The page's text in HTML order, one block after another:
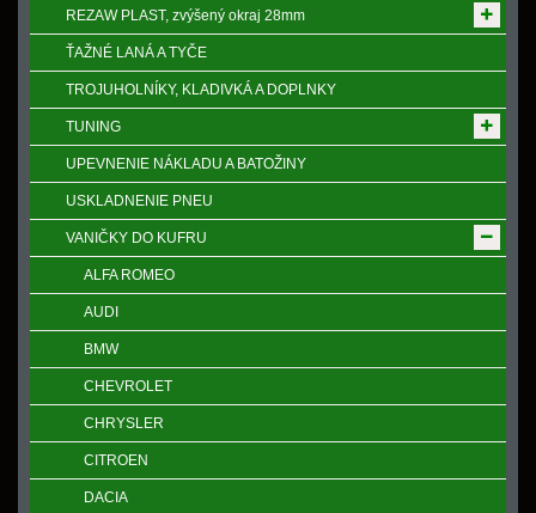
REZAW PLAST, zvýšený okraj 28mm
ŤAŽNÉ LANÁ A TYČE
TROJUHOLNÍKY, KLADIVKÁ A DOPLNKY
TUNING
UPEVNENIE NÁKLADU A BATOŽINY
USKLADNENIE PNEU
VANIČKY DO KUFRU
ALFA ROMEO
AUDI
BMW
CHEVROLET
CHRYSLER
CITROEN
DACIA